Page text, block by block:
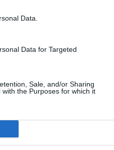
Data.
Data for Targeted
Sale, and/or Sharing
the Purposes for which it
de ocupación
Girona, Navarra,
65% y el 69%.
lo tenemos en Asturias
y Cantabria (64%).